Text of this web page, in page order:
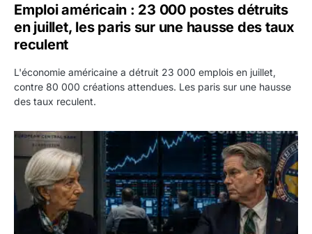
Emploi américain : 23 000 postes détruits
en juillet, les paris sur une hausse des taux
reculent
L'économie américaine a détruit 23 000 emplois en juillet,
contre 80 000 créations attendues. Les paris sur une hausse
des taux reculent.
Yen : Washington a vendu des euros sans prévenir la